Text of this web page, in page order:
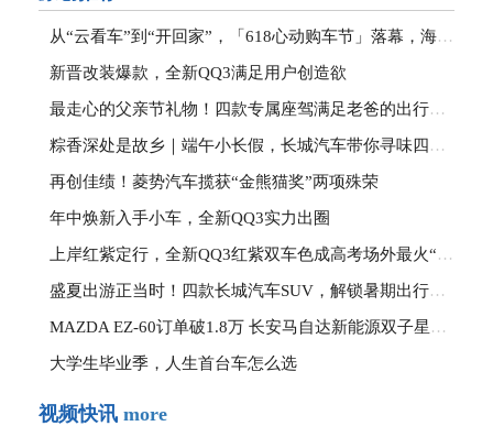
从“云看车”到“开回家”，「618心动购车节」落幕，海量好车与福利定格这个夏天
新晋改装爆款，全新QQ3满足用户创造欲
最走心的父亲节礼物！四款专属座驾满足老爸的出行向往
粽香深处是故乡｜端午小长假，长城汽车带你寻味四方、畅游河山
再创佳绩！菱势汽车揽获“金熊猫奖”两项殊荣
年中焕新入手小车，全新QQ3实力出圈
上岸红紫定行，全新QQ3红紫双车色成高考场外最火“开运搭子”
盛夏出游正当时！四款长城汽车SUV，解锁暑期出行满分答案！
MAZDA EZ-60订单破1.8万 长安马自达新能源双子星高价值突围
大学生毕业季，人生首台车怎么选
视频快讯 more